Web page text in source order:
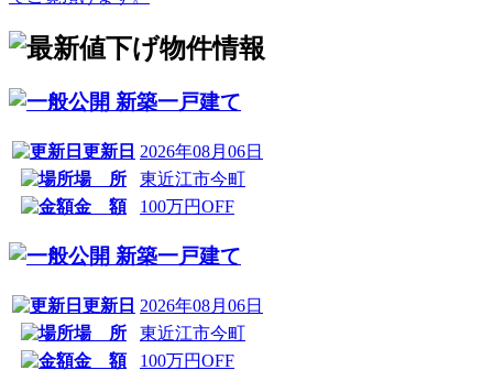
新築一戸建て
更新日 2026年08月06日
場 所
東近江市今町
金 額
100万円OFF
新築一戸建て
更新日 2026年08月06日
場 所
東近江市今町
金 額
100万円OFF